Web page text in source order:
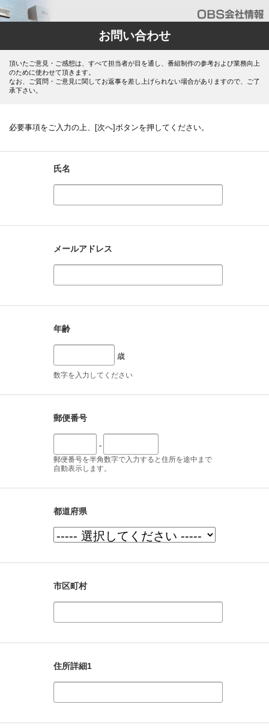
お問い合わせ
頂いたご意見・ご感想は、すべて担当者が目を通し、番組制作の参考および業務向上
のために使わせて頂きます。
なお、ご質問・ご意見に関してお返事を差し上げられない場合がありますので、ご了
承下さい。
必要事項をご入力の上、[次へ]ボタンを押してください。
氏名
メールアドレス
年齢
歳
数字を入力してください
郵便番号
-
郵便番号を半角数字で入力すると住所を途中まで
自動表示します。
都道府県
市区町村
住所詳細1